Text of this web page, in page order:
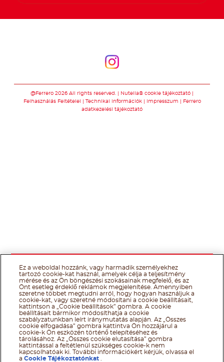
@Ferrero 2026 All rights reserved.
Nutella® cookie tájékoztató
Felhasználás Feltételei
Technikai információk Impresszum
Ferrero
adatkezelési tájékoztató
Ez a weboldal hozzánk, vagy harmadik személyekhez
tartozó cookie-kat használ, amelyek célja a teljesítmény
mérése és az Ön böngészési szokásainak megfelelő, és az
Önt esetleg érdeklő reklámok megjelenítése. Amennyiben
szeretne többet megtudni arról, hogy hogyan használjuk a
cookie-kat, vagy szeretné módosítani a cookie beállításait,
kattintson a „Cookie beállítások” gombra. A cookie
beállításait bármikor módosíthatja a cookie
szabályzatunkban leírt iránymutatás alapján. Az „Összes
cookie elfogadása” gombra kattintva Ön hozzájárul a
cookie-k Ön eszközén történő telepítéséhez és
tárolásához. Az „Összes cookie elutasítása” gombra
kattintással a feltétlenül szükséges cookie-k nem
kapcsolhatóak ki. További információkért kérjük, olvassa el
aCookie Tájékoztatónkat